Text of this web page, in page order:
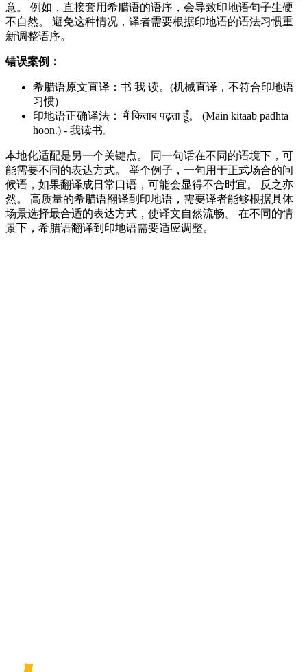
意。 例如，直接套用希腊语的语序，会导致印地语句子生硬
不自然。 避免这种情况，译者需要根据印地语的语法习惯重
新调整语序。
错误案例：
希腊语原文直译：书 我 读。(机械直译，不符合印地语
习惯)
印地语正确译法： मैं किताब पढ़ता हूँ。 (Main kitaab padhta
hoon.) - 我读书。
本地化适配是另一个关键点。 同一句话在不同的语境下，可
能需要不同的表达方式。 举个例子，一句用于正式场合的问
候语，如果翻译成日常口语，可能会显得不合时宜。 反之亦
然。 高质量的希腊语翻译到印地语，需要译者能够根据具体
场景选择最合适的表达方式，使译文自然流畅。 在不同的情
景下，希腊语翻译到印地语需要适应调整。